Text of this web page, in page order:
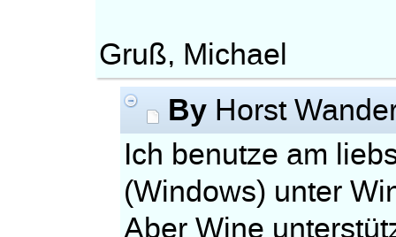
Gruß, Michael
By Horst
Ich benutze am
(Windows) unter
Aber Wine